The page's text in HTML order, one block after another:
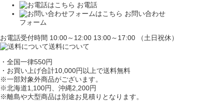
お電話
お問い合わせ
フォーム
お電話受付時間 10:00～12:00 13:00～17:00 （土日祝休）
送料について
・全国一律550円
・お買い上げ合計10,000円 以上で送料無料
※一部対象外商品がございます。
※北海道1,100円
、沖縄2,200円
※離島や大型商品は別途お見積りとなります。